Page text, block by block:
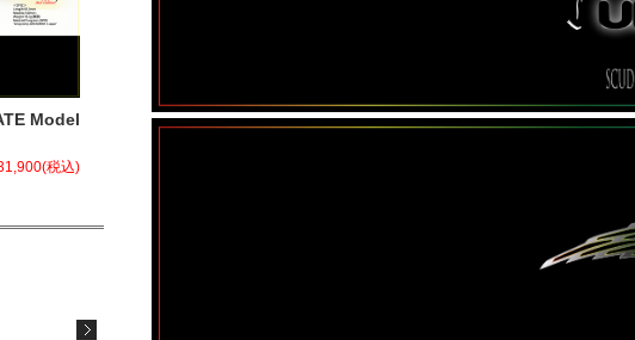
Model
(税込)